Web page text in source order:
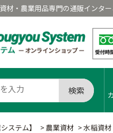
材・農業用品専門の通販インタ
検索
ステム】 > 農業資材 >水稲資材